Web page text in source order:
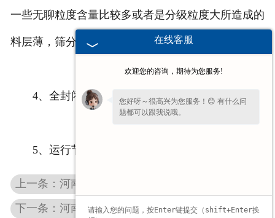
一些无聊粒度含量比较多或者是分级粒度大所造成的
料层薄，筛分不够充分的瓶颈；
4、全封闭结构，可以满足环保要求；
5、运行节能，平衡，操作简单。
上一条：河南稀油激振器
下一条：河南公路环保筛
在线客服
欢迎您的咨询，期待为您服务!
您好呀～很高兴为您服务！😊 有什么问
题都可以跟我说哦。